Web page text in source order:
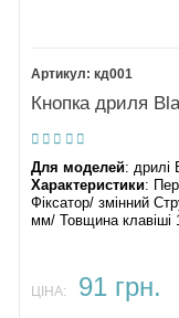
кд001
Кнопка дриля
Для моделей: дрилі
Характеристики:
Фіксатор/ змінний
мм/ Товщина клавіші
ЦІНА: 91 грн.